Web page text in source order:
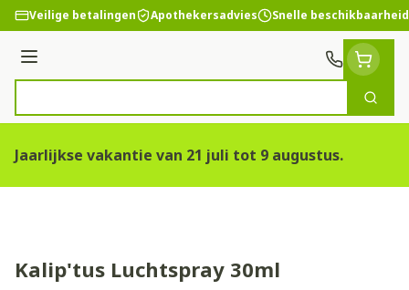
Ga naar de inhoud
Veilige betalingen Apothekersadvies Snelle beschikbaarheid
Menu
Zoek
Jaarlijkse vakantie van 21 juli tot 9 augustus.
Kalip'tus Luchtspray 30ml